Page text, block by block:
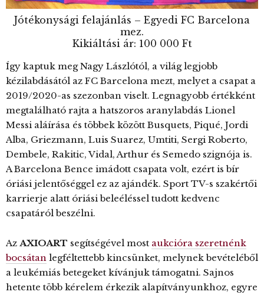
Jótékonysági felajánlás – Egyedi FC Barcelona
mez.
Kikiáltási ár: 100 000 Ft
Így kaptuk meg Nagy Lászlótól, a világ legjobb
kézilabdásától az FC Barcelona mezt, melyet a csapat a
2019/2020-as szezonban viselt. Legnagyobb értékként
megtalálható rajta a hatszoros aranylabdás Lionel
Messi aláírása és többek között Busquets, Piqué, Jordi
Alba, Griezmann, Luis Suarez, Umtiti, Sergi Roberto,
Dembele, Rakitic, Vidal, Arthur és Semedo szignója is.
A Barcelona Bence imádott csapata volt, ezért is bír
óriási jelentőséggel ez az ajándék. Sport TV-s szakértői
karrierje alatt óriási beleéléssel tudott kedvenc
csapatáról beszélni.
Az AXIOART segítségével most aukcióra szeretnénk
bocsátan legféltettebb kincsünket, melynek bevételéből
a leukémiás betegeket kívánjuk támogatni. Sajnos
hetente több kérelem érkezik alapítványunkhoz, egyre